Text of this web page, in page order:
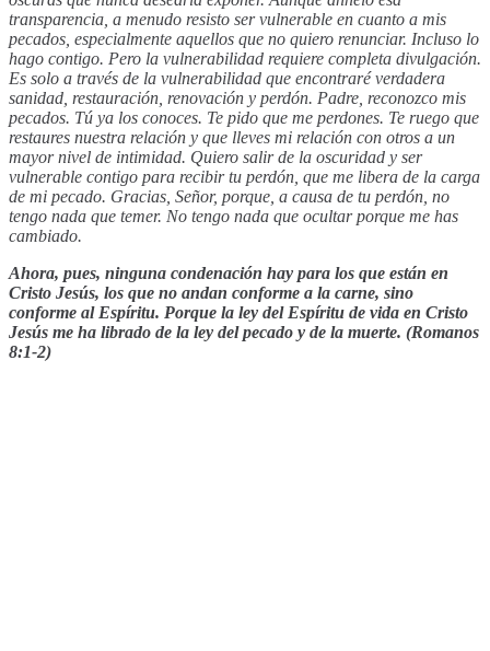
transparencia, a menudo resisto ser vulnerable en cuanto a mis
pecados, especialmente aquellos que no quiero renunciar. Incluso lo
hago contigo. Pero la vulnerabilidad requiere completa divulgación.
Es solo a través de la vulnerabilidad que encontraré verdadera
sanidad, restauración, renovación y perdón. Padre, reconozco mis
pecados. Tú ya los conoces. Te pido que me perdones. Te ruego que
restaures nuestra relación y que lleves mi relación con otros a un
mayor nivel de intimidad. Quiero salir de la oscuridad y ser
vulnerable contigo para recibir tu perdón, que me libera de la carga
de mi pecado. Gracias, Señor, porque, a causa de tu perdón, no
tengo nada que temer. No tengo nada que ocultar porque me has
cambiado.
Ahora, pues, ninguna condenación hay para los que están en
Cristo Jesús, los que no andan conforme a la carne, sino
conforme al Espíritu. Porque la ley del Espíritu de vida en Cristo
Jesús me ha librado de la ley del pecado y de la muerte. (Romanos
8:1-2)